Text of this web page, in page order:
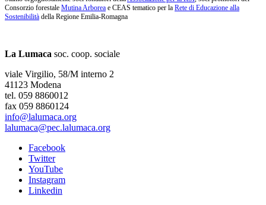
Consorzio forestale Mutina Arborea e CEAS tematico per la Rete di Educazione alla
Sostenibilità della Regione Emilia-Romagna
La Lumaca soc. coop. sociale
viale Virgilio, 58/M interno 2
41123 Modena
tel. 059 8860012
fax 059 8860124
info@lalumaca.org
lalumaca@pec.lalumaca.org
Facebook
Twitter
YouTube
Instagram
Linkedin